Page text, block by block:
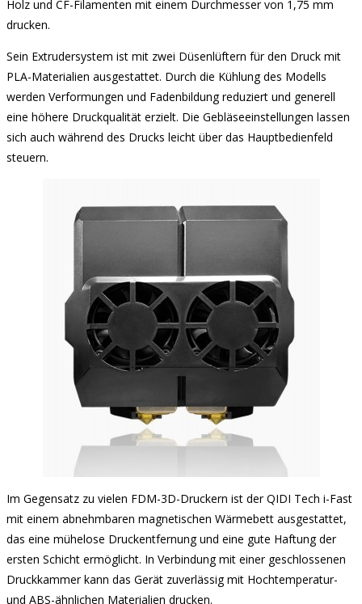
Holz und CF-Filamenten mit einem Durchmesser von 1,75 mm
drucken.
Sein Extrudersystem ist mit zwei Düsenlüftern für den Druck mit
PLA-Materialien ausgestattet. Durch die Kühlung des Modells
werden Verformungen und Fadenbildung reduziert und generell
eine höhere Druckqualität erzielt. Die Gebläseeinstellungen lassen
sich auch während des Drucks leicht über das Hauptbedienfeld
steuern.
Im Gegensatz zu vielen FDM-3D-Druckern ist der QIDI Tech i-Fast
mit einem abnehmbaren magnetischen Wärmebett ausgestattet,
das eine mühelose Druckentfernung und eine gute Haftung der
ersten Schicht ermöglicht. In Verbindung mit einer geschlossenen
Druckkammer kann das Gerät zuverlässig mit Hochtemperatur-
und ABS-ähnlichen Materialien drucken.